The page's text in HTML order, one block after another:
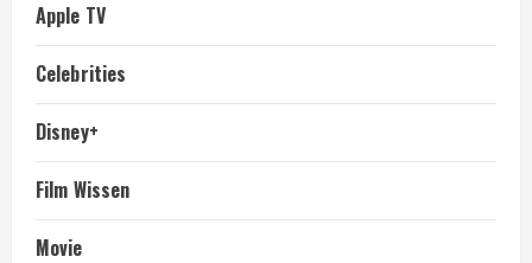
Apple TV
Celebrities
Disney+
Film Wissen
Movie